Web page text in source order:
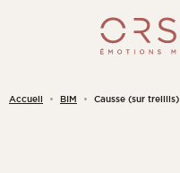
Accueil BIM Causse (sur treillis)